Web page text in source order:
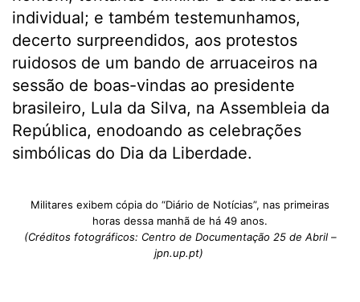
individual; e também testemunhamos,
decerto surpreendidos, aos protestos
ruidosos de um bando de arruaceiros na
sessão de boas-vindas ao presidente
brasileiro, Lula da Silva, na Assembleia da
República, enodoando as celebrações
simbólicas do Dia da Liberdade.
Militares exibem cópia do “Diário de Notícias”, nas primeiras
horas dessa manhã de há 49 anos.
(Créditos fotográficos: Centro de Documentação 25 de Abril –
jpn.up.pt)